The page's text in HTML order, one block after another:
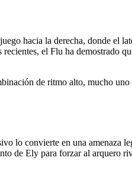
hacia la derecha, donde el
el Flu ha demostrado
de ritmo alto, mucho
lo convierte en una amenaza
de Ely para forzar al arquero